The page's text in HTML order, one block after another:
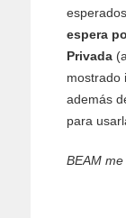
espera
Privada
mostrado
además
para
BEAM